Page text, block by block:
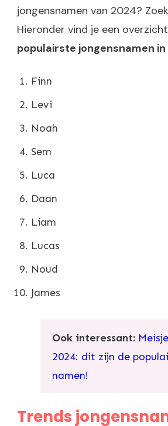
jongensnamen van 2024?
Hieronder vind je een
populairste jongensnamen
Finn
Levi
Noah
Sem
Luca
Daan
Liam
Lucas
Noud
James
Ook interessant:
2024: dit zijn de
namen!
Trends